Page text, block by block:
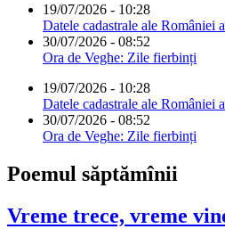
19/07/2026 - 10:28
Datele cadastrale ale
30/07/2026 - 08:52
Ora de Veghe: Zile fierbinți
19/07/2026 - 10:28
Datele cadastrale ale
30/07/2026 - 08:52
Ora de Veghe: Zile fierbinți
Poemul săptămînii
Vreme trece, vreme